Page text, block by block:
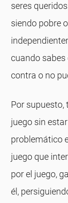
seres
siendo pobre
cuando
contra o no
Por supuesto,
juego sin
problemático
juego que
por el juego,
él,